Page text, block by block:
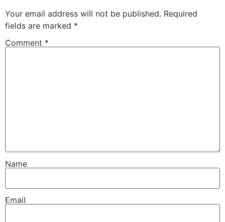
Your email address will not be published. Required
fields are marked *
Comment *
Name
Email